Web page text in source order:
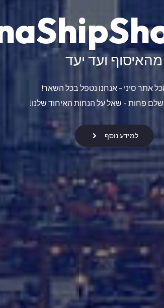
מהאיסוף ועד יעד
אתר סיני - אנחנו נטפל בכל השאר!
פחות - שאל על הנחות האיחוד שלנו!
למידע נוסף